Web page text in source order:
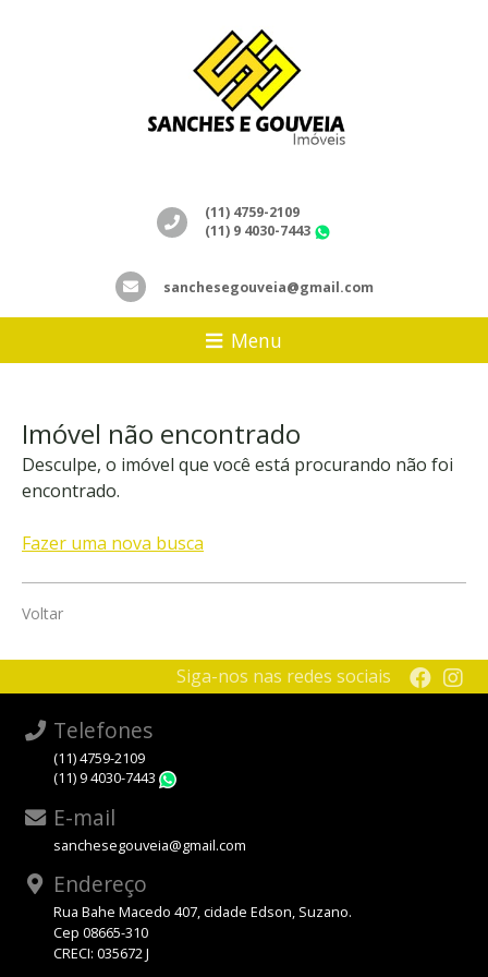
(11) 4759-2109
(11) 9 4030-7443
sanchesegouveia@gmail.com
Menu
Imóvel não encontrado
Desculpe, o imóvel que você está procurando não foi
encontrado.
Fazer uma nova busca
Voltar
Siga-nos nas redes sociais
Telefones
(11) 4759-2109
(11) 9 4030-7443
E-mail
sanchesegouveia@gmail.com
Endereço
Rua Bahe Macedo 407, cidade Edson, Suzano.
Cep 08665-310
CRECI: 035672 J